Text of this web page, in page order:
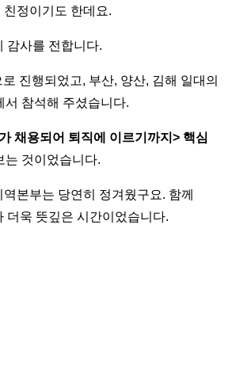
정이기도 한데요.
감사를 전합니다.
로 진행되었고, 부산, 양산, 김해 일대의
참석해 주셨습니다.
채용되어 퇴직에 이르기까지> 핵심
는 것이었습니다.
본부는 당연히 정겨웠구요. 함께
더욱 뜻깊은 시간이었습니다.